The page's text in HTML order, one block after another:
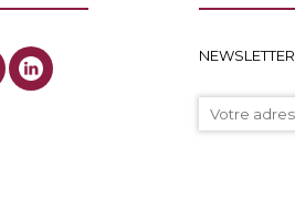
NEWSLETTER